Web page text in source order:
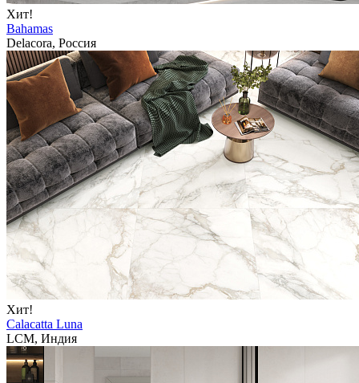
Хит!
Bahamas
Delacora, Россия
Хит!
Calacatta Luna
LCM, Индия